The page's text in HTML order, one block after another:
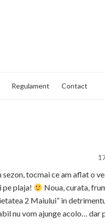
Regulament Contact
sezon, tocmai ce am aflat o
pe plaja!
Noua, curata,
2 Maiului” in
nu vom ajunge acolo… dar